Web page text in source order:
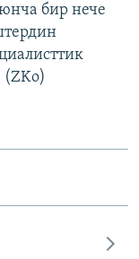
бир нече
(ZKo)